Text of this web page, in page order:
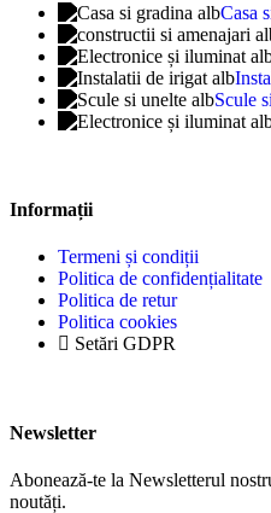
Casa
Scule
Informații
Termeni și condiții
Politica de confidențialitate
Politica de retur
Politica cookies
Setări GDPR
Newsletter
Abonează-te la Newsletterul
noutăți.